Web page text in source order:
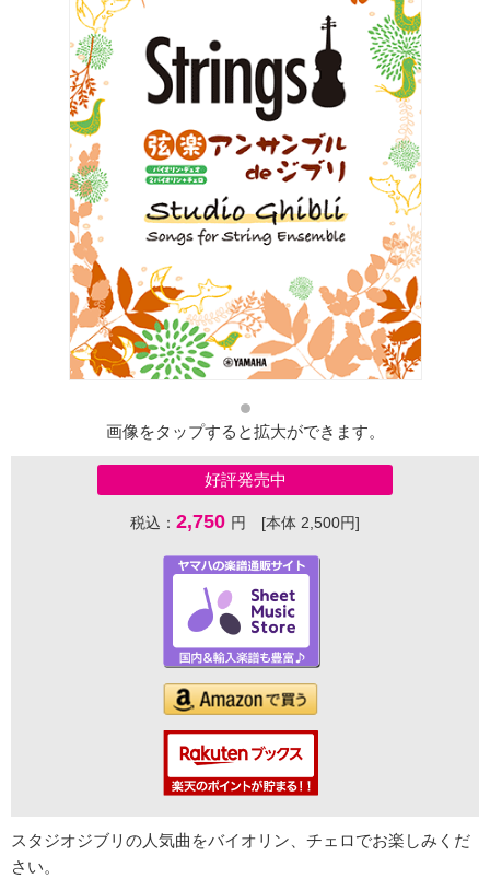
画像をタップすると拡大ができます。
好評発売中
税込： 2,750 円 [本体 2,500円]
スタジオジブリの人気曲をバイオリン、チェロでお楽しみくだ
さい。